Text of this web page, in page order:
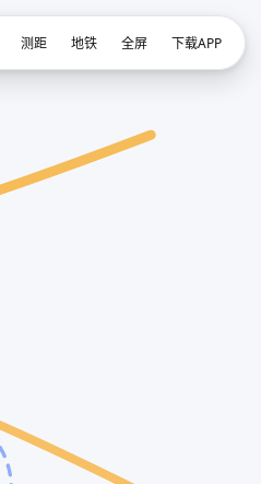
测距 地铁 全屏 下载APP